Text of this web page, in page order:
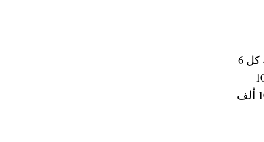
يوفر البنك نوعين من الحسابات، عادية ومميزة، فحساب التوفير العادي يبدأ من ألف جنيه ويصرف العائد عليه كل 6
6.6% على الشريحة الأول التي تبدأ من ألف جنيه إلى 10
آلاف جنيه، و7.5% على الشريحة الثانية من 10 آلاف جنيه إلى 100 ألف جنيه، و8% على الشريحة الثالثة من 100 ألف